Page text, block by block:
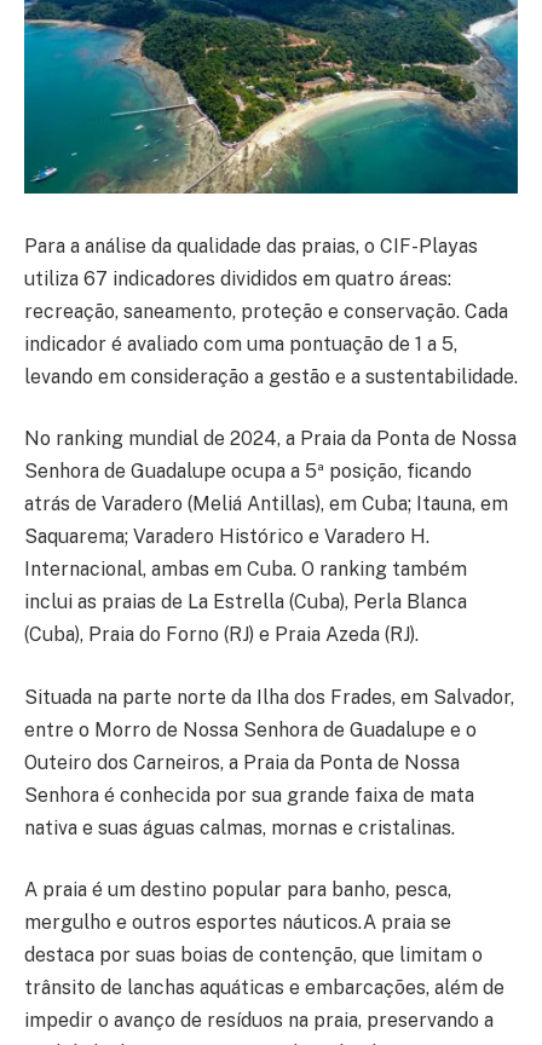
Para a análise da qualidade das praias, o CIF-Playas
utiliza 67 indicadores divididos em quatro áreas:
recreação, saneamento, proteção e conservação. Cada
indicador é avaliado com uma pontuação de 1 a 5,
levando em consideração a gestão e a sustentabilidade.
No ranking mundial de 2024, a Praia da Ponta de Nossa
Senhora de Guadalupe ocupa a 5ª posição, ficando
atrás de Varadero (Meliá Antillas), em Cuba; Itauna, em
Saquarema; Varadero Histórico e Varadero H.
Internacional, ambas em Cuba. O ranking também
inclui as praias de La Estrella (Cuba), Perla Blanca
(Cuba), Praia do Forno (RJ) e Praia Azeda (RJ).
Situada na parte norte da Ilha dos Frades, em Salvador,
entre o Morro de Nossa Senhora de Guadalupe e o
Outeiro dos Carneiros, a Praia da Ponta de Nossa
Senhora é conhecida por sua grande faixa de mata
nativa e suas águas calmas, mornas e cristalinas.
A praia é um destino popular para banho, pesca,
mergulho e outros esportes náuticos.A praia se
destaca por suas boias de contenção, que limitam o
trânsito de lanchas aquáticas e embarcações, além de
impedir o avanço de resíduos na praia, preservando a